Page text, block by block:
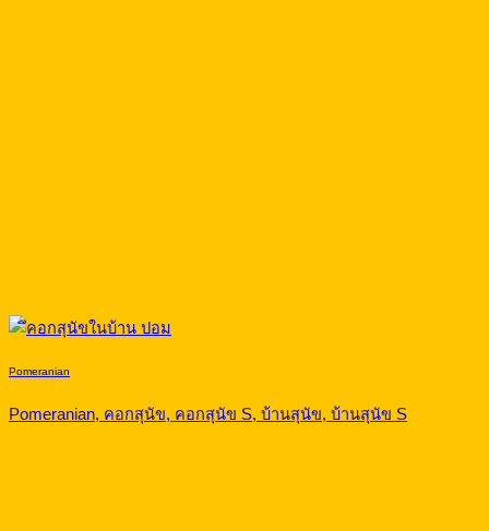
Pomeranian
Pomeranian, คอกสุนัข, คอกสุนัข S, บ้านสุนัข, บ้านสุนัข S